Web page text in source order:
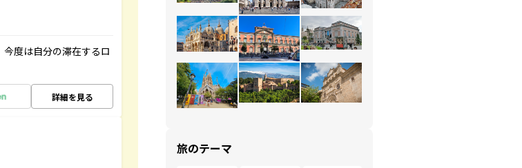
度は自分の滞在するロ
詳細を見る
旅のテーマ